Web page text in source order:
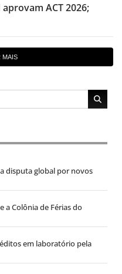
ACT 2026;
MAIS
disputa global por novos
a Colônia de Férias do
em laboratório pela